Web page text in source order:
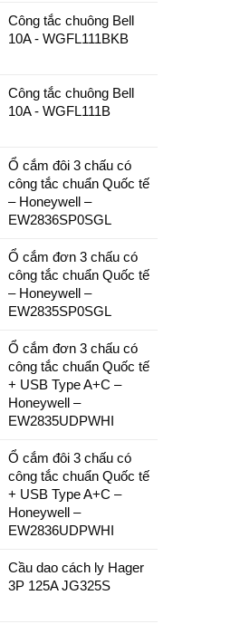
Công tắc chuông Bell
10A - WGFL111BKB
Công tắc chuông Bell
10A - WGFL111B
Ổ cắm đôi 3 chấu có
công tắc chuẩn Quốc tế
– Honeywell –
EW2836SP0SGL
Ổ cắm đơn 3 chấu có
công tắc chuẩn Quốc tế
– Honeywell –
EW2835SP0SGL
Ổ cắm đơn 3 chấu có
công tắc chuẩn Quốc tế
+ USB Type A+C –
Honeywell –
EW2835UDPWHI
Ổ cắm đôi 3 chấu có
công tắc chuẩn Quốc tế
+ USB Type A+C –
Honeywell –
EW2836UDPWHI
Cầu dao cách ly Hager
3P 125A JG325S